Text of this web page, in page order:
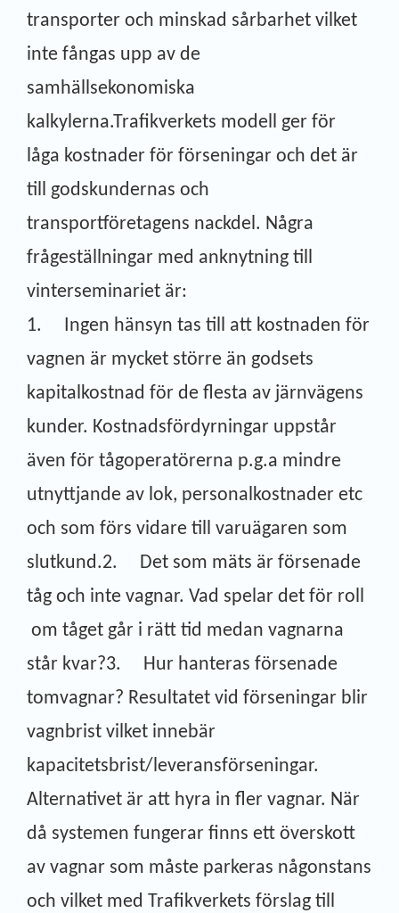
transporter och minskad sårbarhet vilket
inte fångas upp av de
samhällsekonomiska
kalkylerna.Trafikverkets modell ger för
låga kostnader för förseningar och det är
till godskundernas och
transportföretagens nackdel. Några
frågeställningar med anknytning till
vinterseminariet är:
1. Ingen hänsyn tas till att kostnaden för
vagnen är mycket större än godsets
kapitalkostnad för de flesta av järnvägens
kunder. Kostnadsfördyrningar uppstår
även för tågoperatörerna p.g.a mindre
utnyttjande av lok, personalkostnader etc
och som förs vidare till varuägaren som
slutkund.2. Det som mäts är försenade
tåg och inte vagnar. Vad spelar det för roll
om tåget går i rätt tid medan vagnarna
står kvar?3. Hur hanteras försenade
tomvagnar? Resultatet vid förseningar blir
vagnbrist vilket innebär
kapacitetsbrist/leveransförseningar.
Alternativet är att hyra in fler vagnar. När
då systemen fungerar finns ett överskott
av vagnar som måste parkeras någonstans
och vilket med Trafikverkets förslag till